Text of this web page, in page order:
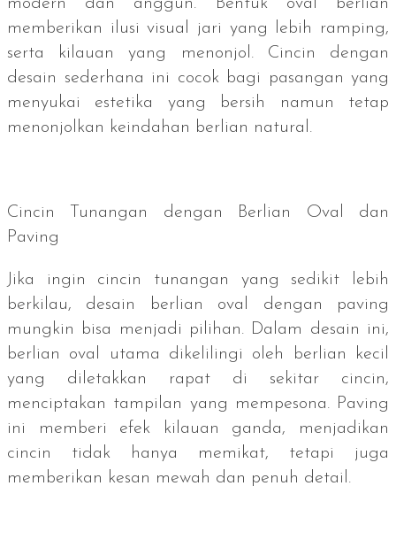
memberikan ilusi visual jari yang lebih ramping,
serta kilauan yang menonjol. Cincin dengan
desain sederhana ini cocok bagi pasangan yang
menyukai estetika yang bersih namun tetap
menonjolkan keindahan berlian natural.
Cincin Tunangan dengan Berlian Oval dan
Paving
Jika ingin cincin tunangan yang sedikit lebih
berkilau, desain berlian oval dengan paving
mungkin bisa menjadi pilihan. Dalam desain ini,
berlian oval utama dikelilingi oleh berlian kecil
yang diletakkan rapat di sekitar cincin,
menciptakan tampilan yang mempesona. Paving
ini memberi efek kilauan ganda, menjadikan
cincin tidak hanya memikat, tetapi juga
memberikan kesan mewah dan penuh detail.